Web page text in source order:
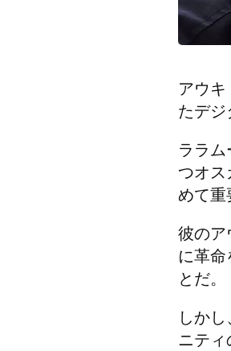
アウ
たデジ
ララ
つオス
めて重
彼のア
に革
とだ。
しか
ニテ